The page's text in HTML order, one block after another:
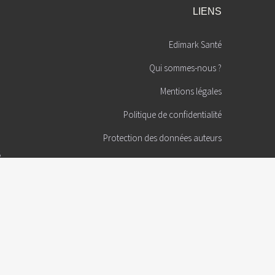
LIENS
Edimark Santé
Qui sommes-nous ?
Mentions légales
Politique de confidentialité
Protection des données auteurs
Gestion des cookies